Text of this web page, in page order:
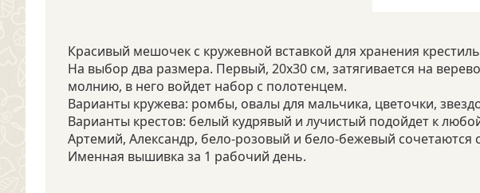
Красивый мешочек с кружевной вставкой для хранения
На выбор два размера. Первый, 20х30 см, затягивается на
молнию, в него войдет набор с полотенцем.
Варианты кружева: ромбы, овалы для мальчика, цветочки,
Варианты крестов: белый кудрявый и лучистый подойдет к
Артемий, Александр, бело-розовый и бело-бежевый сочетаются
Именная вышивка за 1 рабочий день.